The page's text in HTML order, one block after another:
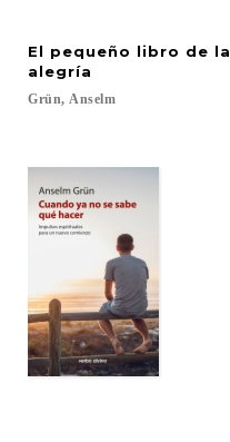
El pequeño libro de la
alegría
Grün, Anselm